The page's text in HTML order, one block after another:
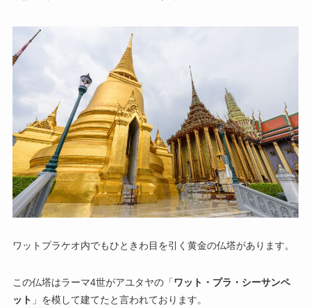
ワットプラケオ内でもひときわ目を引く黄金の仏塔があります。
この仏塔はラーマ4世がアユタヤの「 ワット・プラ・シーサンペ
ット 」を模して建てたと言われております。